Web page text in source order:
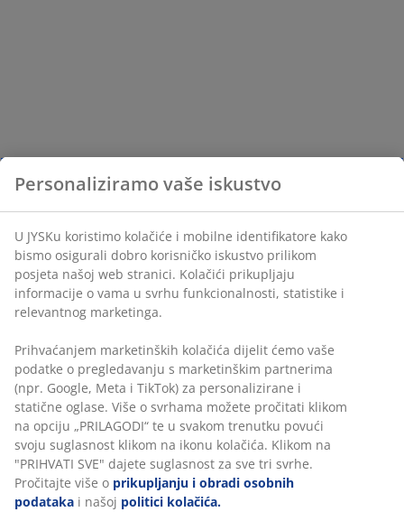
Personaliziramo vaše iskustvo
U JYSKu koristimo kolačiće i mobilne identifikatore kako
bismo osigurali dobro korisničko iskustvo prilikom
posjeta našoj web stranici. Kolačići prikupljaju
informacije o vama u svrhu funkcionalnosti, statistike i
relevantnog marketinga.
Prihvaćanjem marketinških kolačića dijelit ćemo vaše
podatke o pregledavanju s marketinškim partnerima
(npr. Google, Meta i TikTok) za personalizirane i
statične oglase. Više o svrhama možete pročitati klikom
na opciju „PRILAGODI“ te u svakom trenutku povući
svoju suglasnost klikom na ikonu kolačića. Klikom na
"PRIHVATI SVE" dajete suglasnost za sve tri svrhe.
Pročitajte više o prikupljanju i obradi osobnih
podataka i našoj politici kolačića.